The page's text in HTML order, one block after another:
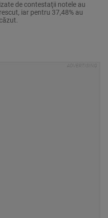
de contestaţii notele au
iar pentru 37,48% au